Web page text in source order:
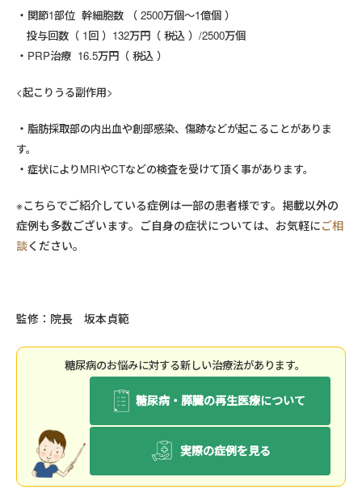
関節1部位 幹細胞数 （ 2500万個～1億個 ）
投与回数（ 1回 ）132万円（ 税込 ）/2500万個
PRP治療 16.5万円（ 税込 ）
<起こりうる副作用>
脂肪採取部の内出血や創部感染、傷跡などが起こることがありま
す。
症状によりMRIやCTなどの検査を受けて頂く事があります。
※こちらでご紹介している症例は一部の患者様です。掲載以外の
症例も多数ございます。ご自身の症状については、お気軽にご相
談ください。
監修：院長 坂本貞範
糖尿病のお悩みに対する新しい治療法があります。
糖尿病・膵臓の再生医療について
実際の症例を見る